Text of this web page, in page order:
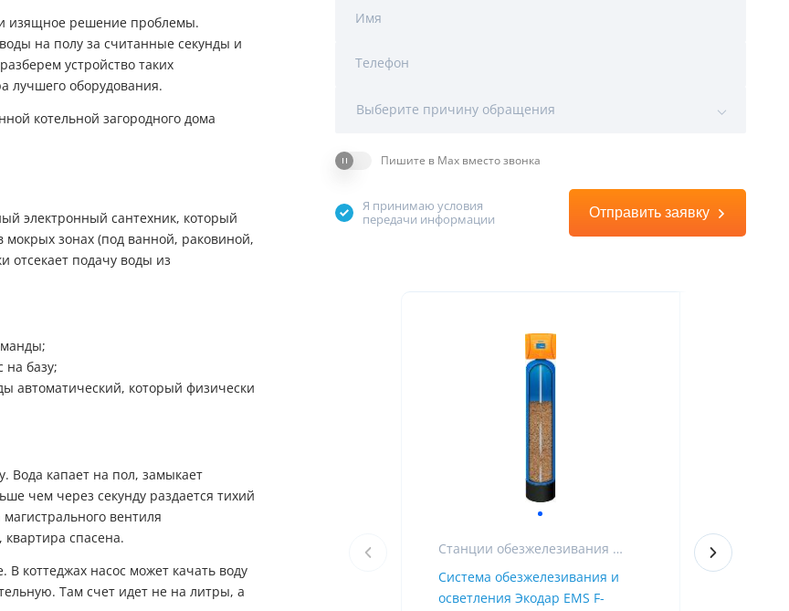
Фирменные магазины
аэрации
Колонны очистки воды
Фильтры грубой очистки воды
Магистральные фильтры
изящное решение проблемы.
на полу за считанные секунды и
устройство таких
лучшего оборудования.
электронный сантехник, который
мокрых зонах (под ванной, раковиной,
отсекает подачу воды из
на базу;
автоматический, который физически
Вода капает на пол, замыкает
чем через секунду раздается тихий
вентиля
спасена.
коттеджах насос может качать воду
Там счет идет не на литры, а
Имя
Телефон
Выберите причину обращения
Пишите в Max вместо звонка
Я принимаю условия
передачи информации
Отправить заявку
Станции обезжелезивания и фильтры для очистки воды от железа
Система обезжелезивания и
осветления Экодар EMS F-